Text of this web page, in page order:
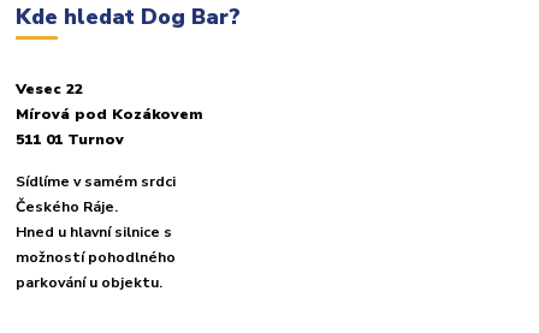
Kde hledat Dog Bar?
Vesec 22
Mírová pod Kozákovem
511 01 Turnov
Sídlíme v samém srdci
Českého Ráje.
Hned u hlavní silnice s
možností pohodlného
parkování u objektu.